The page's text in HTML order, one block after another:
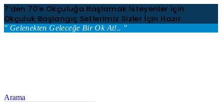
7'den 70'e Okçuluğa Başlamak İsteyenler İçin
Okçuluk Başlangıç Setlerimiz Sizler İçin Hazır
" Gelenekten Geleceğe Bir Ok At!.. "
Arama